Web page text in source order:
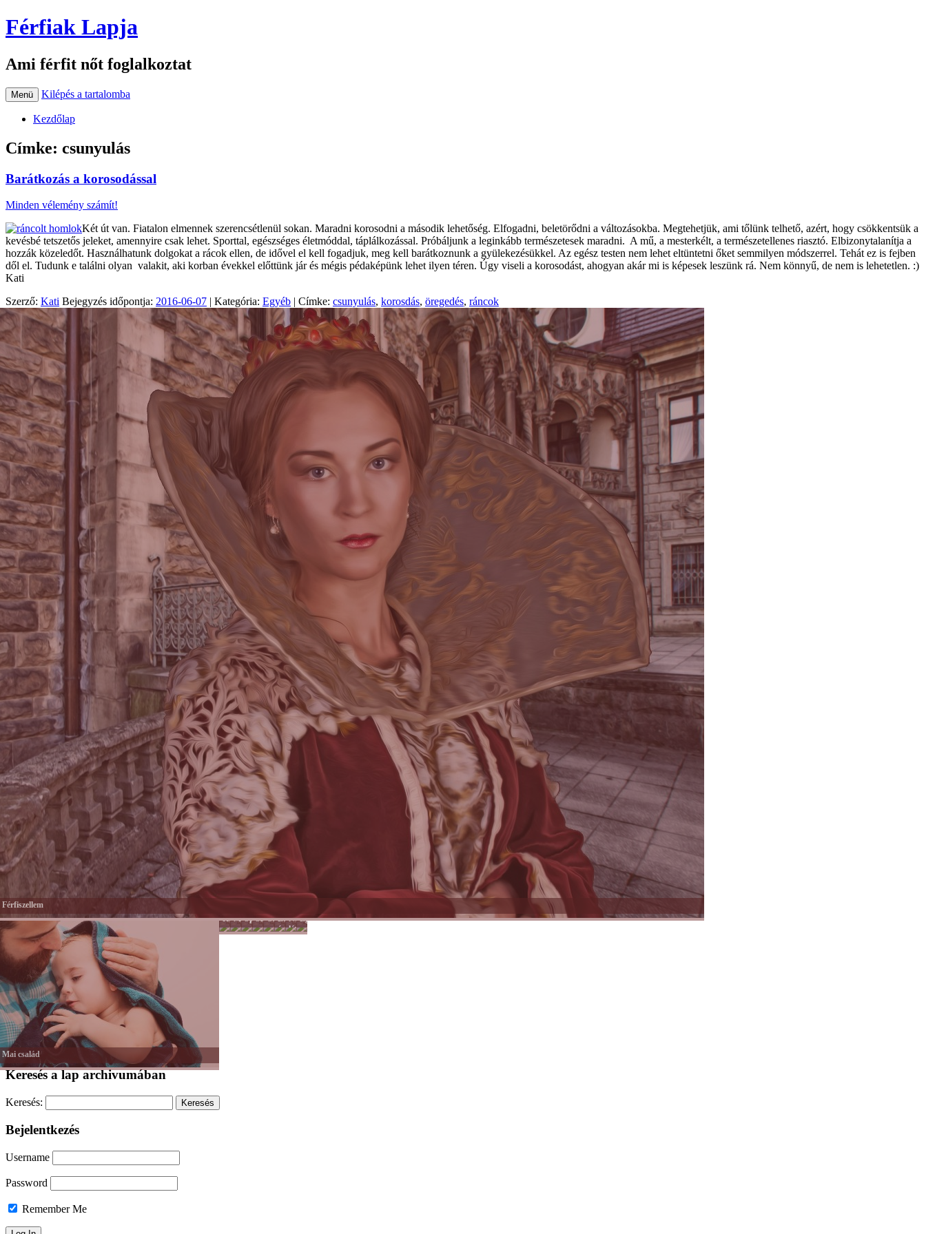
Férfiak Lapja
Ami férfit nőt foglalkoztat
Menü Kilépés a tartalomba
Kezdőlap
Címke: csunyulás
Barátkozás a korosodással
Minden vélemény számít!
Két út van. Fiatalon elmennek szerencsétlenül sokan. Maradni korosodni a második lehetőség. Elfogadni, beletörődni a változásokba. Megtehetjük, ami tőlünk telhető, azért, hogy csökkentsük a
kevésbé tetszetős jeleket, amennyire csak lehet. Sporttal, egészséges életmóddal, táplálkozással. Próbáljunk a leginkább természetesek maradni. A mű, a mesterkélt, a természetellenes riasztó. Elbizonytalanítja a
hozzák közeledőt. Használhatunk dolgokat a rácok ellen, de idővel el kell fogadjuk, meg kell barátkoznunk a gyülekezésükkel. Az egész testen nem lehet eltüntetni őket semmilyen módszerrel. Tehát ez is fejben
dől el. Tudunk e találni olyan valakit, aki korban évekkel előttünk jár és mégis pédaképünk lehet ilyen téren. Úgy viseli a korosodást, ahogyan akár mi is képesek leszünk rá. Nem könnyű, de nem is lehetetlen. :)
Kati
Szerző: Kati Bejegyzés időpontja: 2016-06-07 | Kategória: Egyéb | Címke: csunyulás, korosdás, öregedés, ráncok
Férfiszellem
Mai család
HobbiMunka
Sport
-
Színes
nagyvilág
Önkéntesség
Lélek
és
Női
lét
Egyéb
Keresés a lap archivumában
Keresés:
Bejelentkezés
Username
Password
Remember Me